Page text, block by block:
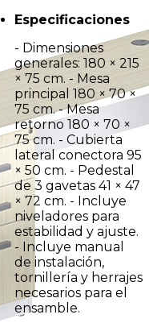
Especificaciones
- Dimensiones
generales: 180 × 215
× 75 cm. - Mesa
principal 180 × 70 ×
75 cm. - Mesa
retorno 180 × 70 ×
75 cm. - Cubierta
lateral conectora 95
× 50 cm. - Pedestal
de 3 gavetas 41 × 47
× 72 cm. - Incluye
niveladores para
estabilidad y ajuste.
- Incluye manual
de instalación,
tornillería y herrajes
necesarios para el
ensamble.